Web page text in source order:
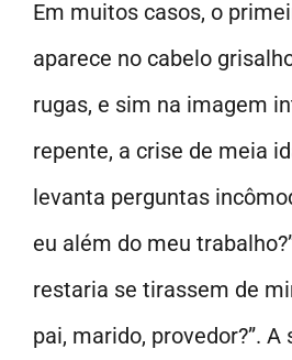
Em muitos casos, o
aparece no cabelo
rugas, e sim na imagem
repente, a crise de meia
levanta perguntas
eu além do meu
restaria se tirassem de
pai, marido, provedor?”. A